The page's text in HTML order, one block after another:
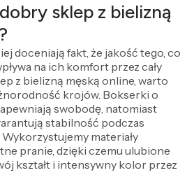
sklep z bielizną
doceniają fakt, że jakość tego, co
na ich komfort przez cały
z bielizną męską online, warto
krojów. Bokserki o
swobodę, natomiast
stabilność podczas
materiały
pranie, dzięki czemu ulubione
kształt i intensywny kolor przez